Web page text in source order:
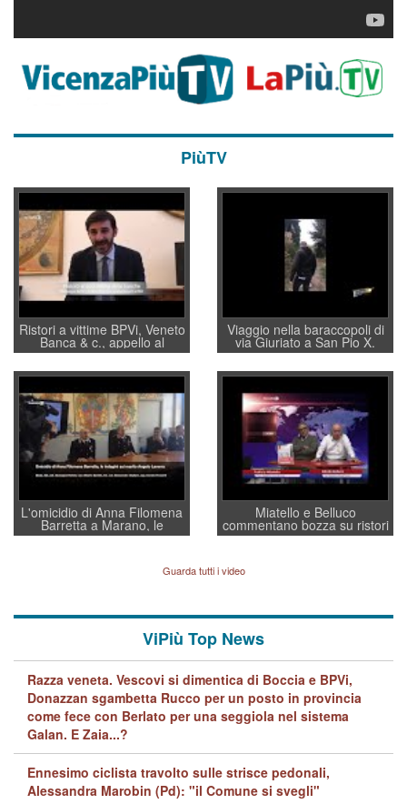
PiùTV
Ristori a vittime BPVi, Veneto
Banca & c., appello al
sottosegretario Alessio
Villarosa: per mettere ordine
convochi con Di Maio CNCU
a supporto della cabina di
regia al Mef
Viaggio nella baraccopoli di
via Giuriato a San Pio X.
Vicenza ai Vicentini: “faremo
un regalo di Natale ai
residenti”
L'omicidio di Anna Filomena
Barretta a Marano, le
indagini dei carabinieri di
Lavarra: più avvincenti di
quelle di... Barbara D'Urso
Miatello e Belluco
commentano bozza su ristori
BPVi e Veneto Banca
Guarda tutti i video
ViPiù Top News
Razza veneta. Vescovi si dimentica di Boccia e BPVi,
Donazzan sgambetta Rucco per un posto in provincia
come fece con Berlato per una seggiola nel sistema
Galan. E Zaia...?
Ennesimo ciclista travolto sulle strisce pedonali,
Alessandra Marobin (Pd): "il Comune si svegli"